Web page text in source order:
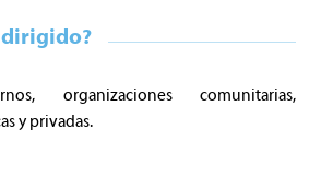
dirigido?
organizaciones comunitarias,
y privadas.